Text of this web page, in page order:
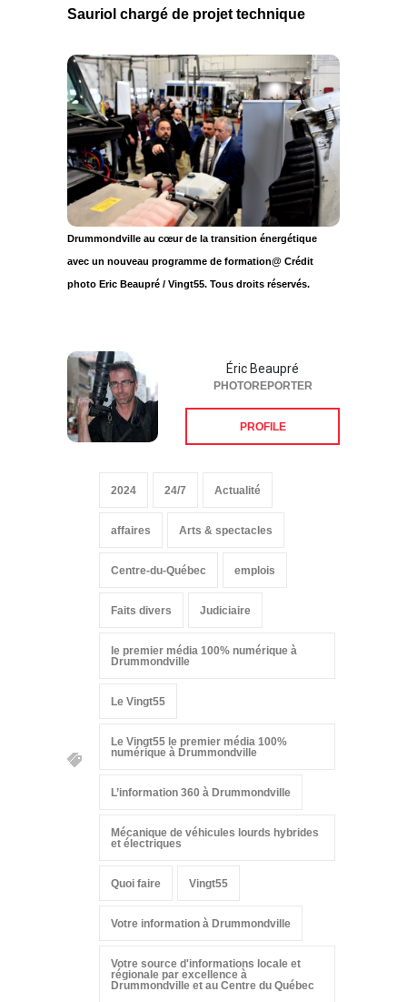
Sauriol chargé de projet technique
Drummondville au cœur de la transition énergétique
avec un nouveau programme de formation@ Crédit
photo Eric Beaupré / Vingt55. Tous droits réservés.
Éric Beaupré
PHOTOREPORTER
PROFILE
2024 24/7 Actualité
affaires Arts & spectacles
Centre-du-Québec emplois
Faits divers Judiciaire
le premier média 100% numérique à
Drummondville
Le Vingt55
Le Vingt55 le premier média 100%
numérique à Drummondville
L’information 360 à Drummondville
Mécanique de véhicules lourds hybrides
et électriques
Quoi faire Vingt55
Votre information à Drummondville
Votre source d'informations locale et
régionale par excellence à
Drummondville et au Centre du Québec